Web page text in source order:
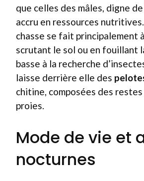
que celles des mâles, digne
accru en ressources
chasse se fait principalement
scrutant le sol ou en fouillant
basse à la recherche
laisse derrière elle des
chitine, composées des
proies.
Mode de vie et
nocturnes